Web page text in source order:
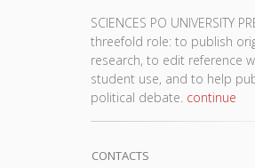
SCIENCES PO UNIVERSITY
threefold role: to publish
research, to edit reference
student use, and to help
political debate. continue
CONTACTS